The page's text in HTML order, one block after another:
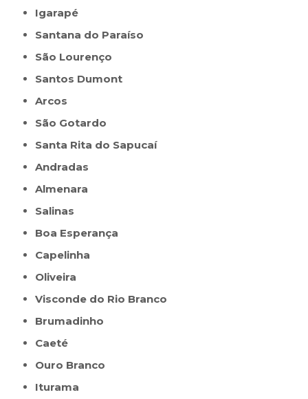
Igarapé
Santana do Paraíso
São Lourenço
Santos Dumont
Arcos
São Gotardo
Santa Rita do Sapucaí
Andradas
Almenara
Salinas
Boa Esperança
Capelinha
Oliveira
Visconde do Rio Branco
Brumadinho
Caeté
Ouro Branco
Iturama